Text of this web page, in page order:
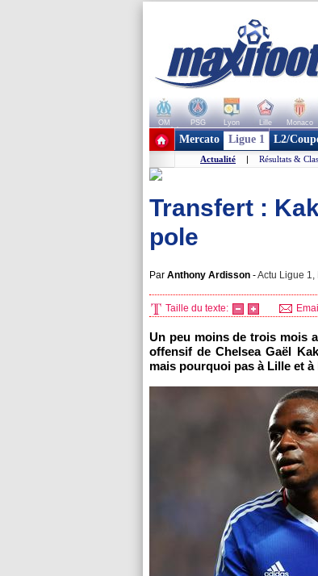
OM PSG Lyon Lille Monaco
+ de clubs
Mercato Ligue 1 L2/
Actualité | Résultats &
Transfert :
pole
Par Anthony Ardisson -Actu Ligue 1,
Taille du texte: Email
Un peu moins de trois mois
offensif de Chelsea Gaël
mais pourquoi pas à Lille et à